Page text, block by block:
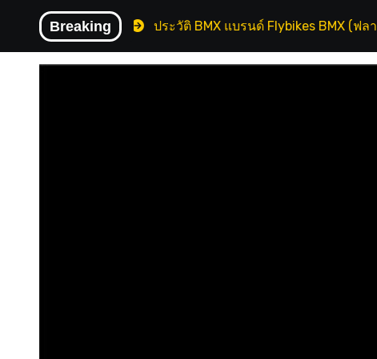
content
Breaking
ประวัติ BMX แบรนด์ Flybikes BMX (ฟลายไบค์)